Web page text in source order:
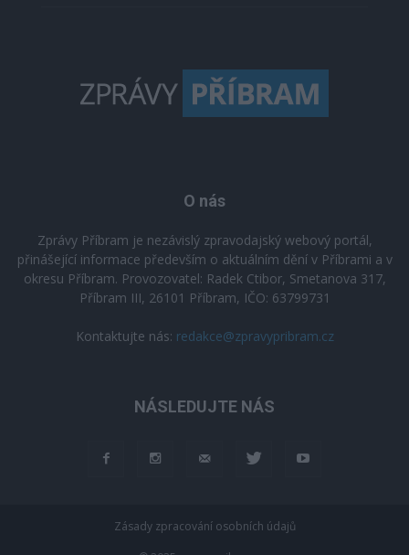
O nás
Zprávy Příbram je nezávislý zpravodajský webový portál,
přinášející informace především o aktuálním dění v Příbrami a v
okresu Příbram. Provozovatel: Radek Ctibor, Smetanova 317,
Příbram III, 26101 Příbram, IČO: 63799731
Kontaktujte nás: redakce@zpravypribram.cz
NÁSLEDUJTE NÁS
Zásady zpracování osobních údajů